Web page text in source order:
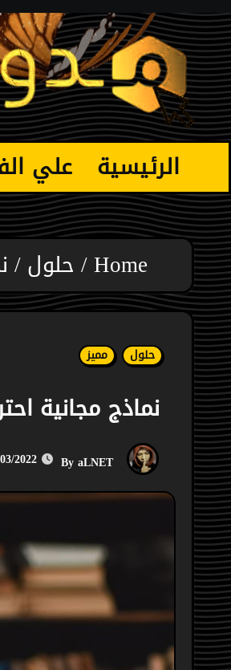
Skip
to
content
الرئيسية
علي
Home حلول
حلول مميز
نماذج مجانية
aLNET
2022